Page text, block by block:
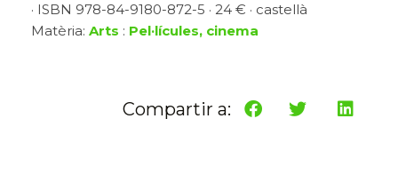
· ISBN 978-84-9180-872-5 · 24 € · castellà
Matèria: Arts : Pel·lícules, cinema
Compartir a: